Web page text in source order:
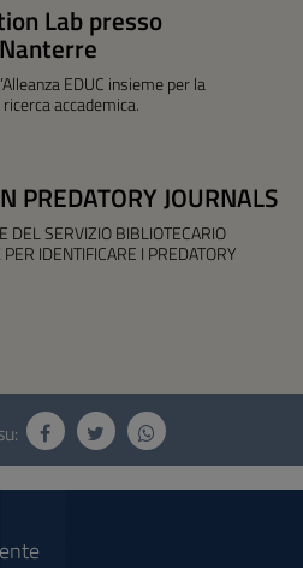
Lab presso
EDUC insieme per la
accademica.
PREDATORY JOURNALS
DEL SERVIZIO BIBLIOTECARIO
IDENTIFICARE I PREDATORY